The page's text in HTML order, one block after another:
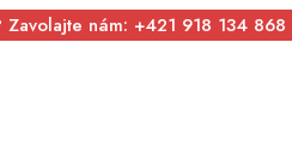
nám: +421 918 134 868